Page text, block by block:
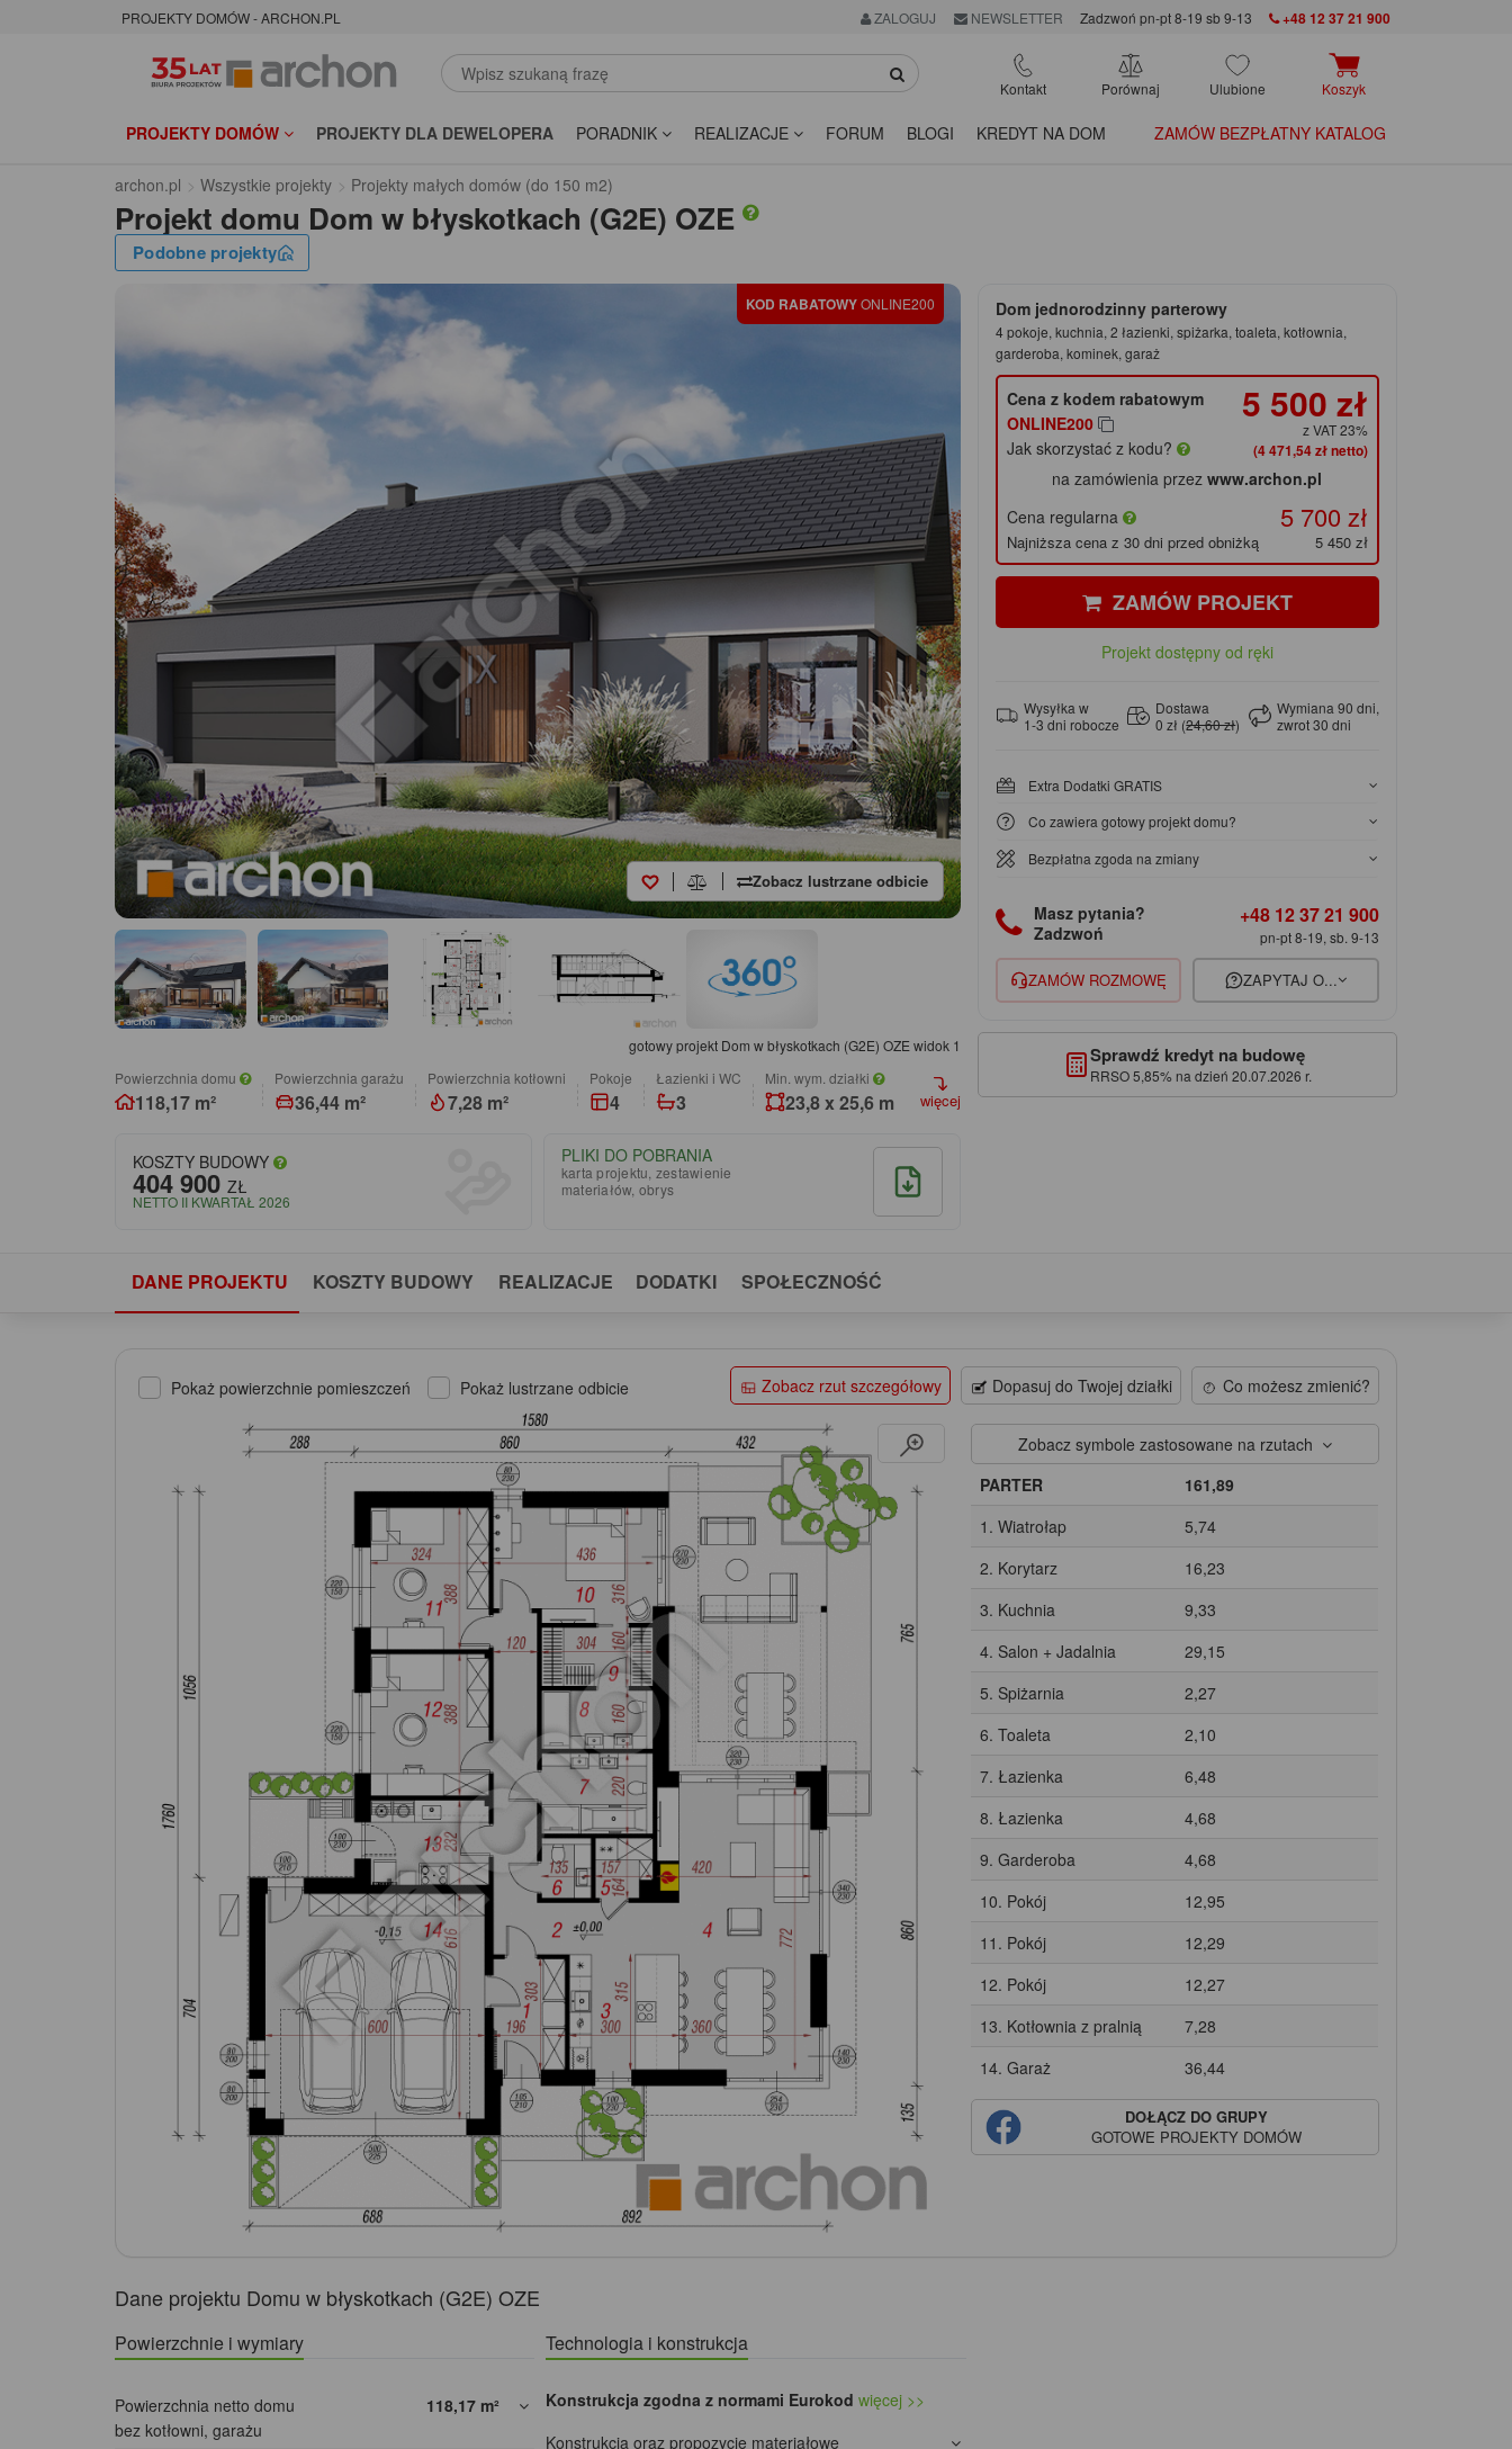
PROJEKTY DOMÓW - ARCHON.PL ZALOGUJ NEWSLETTER Zadzwoń pn-pt 8-19 sb 9-13 +48 12 37 21 900
Kontakt Porównaj Ulubione Koszyk
PROJEKTY DOMÓW PROJEKTY DLA DEWELOPERA PORADNIK REALIZACJE FORUM BLOGI KREDYT NA DOM ZAMÓW BEZPŁATNY KATALOG
archon.pl Wszystkie projekty Projekty małych domów (do 150 m2)
Projekt domu Dom w błyskotkach (G2E) OZE
Podobne projekty
KOD RABATOWYONLINE200
Zobacz lustrzane odbicie
gotowy projekt Dom w błyskotkach (G2E) OZE widok 1
Powierzchnia domu
118,17 m²
Powierzchnia garażu
36,44 m²
Powierzchnia kotłowni
7,28 m²
pokoje
4
łazienki i WC
3
Min. wym. działki
23,8 x 25,6 m więcej
KOSZTY BUDOWY
404 900 ZŁ
NETTO II KWARTAŁ 2026
PLIKI DO POBRANIA
karta projektu, zestawienie
materiałów, obrys
Dom jednorodzinny parterowy
4 pokoje, kuchnia, 2 łazienki, spiżarka, toaleta, kotłownia,
garderoba, kominek, garaż
Cena z kodem rabatowym
ONLINE200
Jak skorzystać z kodu?
5 500 zł
z VAT 23%
(4 471,54 zł netto)
na zamówienia przezwww.archon.pl
Cena regularna
5 700 zł
Najniższa cena z 30 dni przed obniżką 5 450 zł
ZAMÓW PROJEKT
Projekt dostępny od ręki
Wysyłka w
1-3 dni robocze
Dostawa
0 zł (24,60 zł)
Wymiana 90 dni,
zwrot 30 dni
Extra Dodatki GRATIS
Co zawiera gotowy projekt domu?
Bezpłatna zgoda na zmiany
Masz pytania?
Zadzwoń
+48 12 37 21 900
pn-pt 8-19, sb. 9-13
ZAMÓW ROZMOWĘ ZAPYTAJ O...
Sprawdź kredyt na budowę
RRSO 5,85% na dzień 20.07.2026 r.
DANE PROJEKTU KOSZTY BUDOWY REALIZACJE DODATKI SPOŁECZNOŚĆ
Pokaż powierzchnie pomieszczeń Pokaż lustrzane odbicie Zobacz rzut szczegółowy Dopasuj do Twojej działki Co możesz zmienić?
Zobacz symbole zastosowane na rzutach
PARTER
161,89
1. Wiatrołap
5,74
2. Korytarz
16,23
3. Kuchnia
9,33
4. Salon + Jadalnia
29,15
5. Spiżarnia
2,27
6. Toaleta
2,10
7. Łazienka
6,48
8. Łazienka
4,68
9. Garderoba
4,68
10. Pokój
12,95
11. Pokój
12,29
12. Pokój
12,27
13. Kotłownia z pralnią
7,28
14. Garaż
36,44
DOŁĄCZ DO GRUPY
GOTOWE PROJEKTY DOMÓW
Dane projektu Domu w błyskotkach (G2E) OZE
Powierzchnie i wymiary
Powierzchnia netto domu
bez kotłowni, garażu
118,17 m²
Technologia i konstrukcja
Konstrukcja zgodna z normami Eurokod więcej >>
Konstrukcja oraz propozycje materiałowe